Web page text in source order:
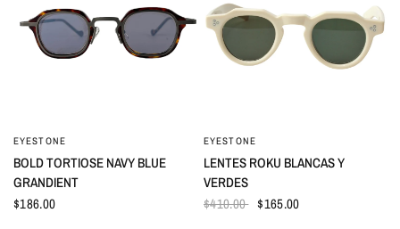
EYESTONE
BOLD TORTIOSE NAVY BLUE
GRANDIENT
$186.00
EYESTONE
LENTES ROKU BLANCAS Y
VERDES
$410.00 $165.00